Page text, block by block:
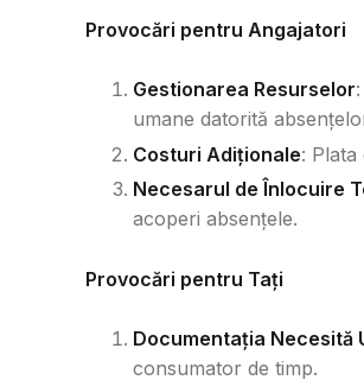
Provocări pentru Angajatori
Gestionarea Resurselor
umane datorită
Costuri Adiționale:
Necesarul de Înlocuire
acoperi absențele.
Provocări pentru Tați
Documentația Necesită
consumator de timp.